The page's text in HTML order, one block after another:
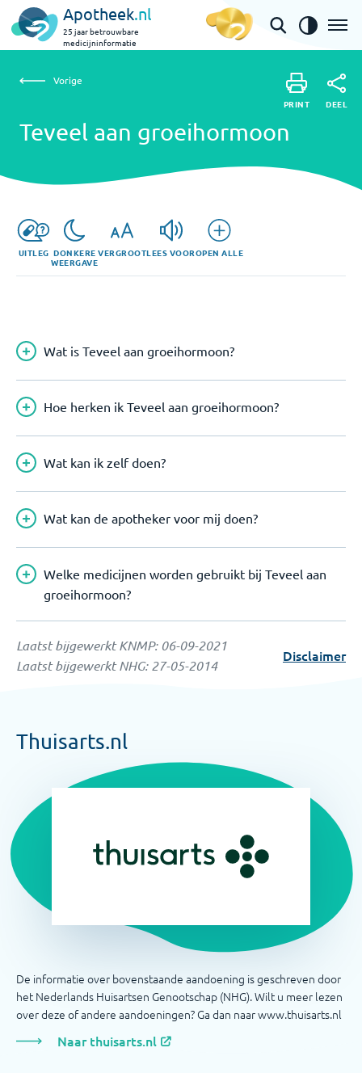
Apotheek.nl
25 jaar betrouwbare
medicijninformatie
Teveel aan groeihormoon
Vorige
Teveel aan groeihormoon
PRINT DEEL
UITLEG DONKERE
WEERGAVE
VERGROOTLEES VOOROPEN ALLE
Wat is Teveel aan groeihormoon?
Hoe herken ik Teveel aan groeihormoon?
Wat kan ik zelf doen?
Wat kan de apotheker voor mij doen?
Welke medicijnen worden gebruikt bij Teveel aan
groeihormoon?
Laatst bijgewerkt KNMP: 06-09-2021
Laatst bijgewerkt NHG:27-05-2014
Disclaimer
De informatie over bovenstaande aandoening is geschreven door
het Nederlands Huisartsen Genootschap (NHG). Wilt u meer lezen
over deze of andere aandoeningen? Ga dan naar www.thuisarts.nl
Naar thuisarts.nl
Thuisarts.nl